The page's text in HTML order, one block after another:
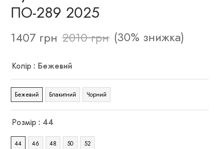
ПО-289 2025
1407 грн 2010грн (30% знижка)
Колір : Бежевий
Бежевий Блакитний Чорний
Розмір : 44
44 46 48 50 52